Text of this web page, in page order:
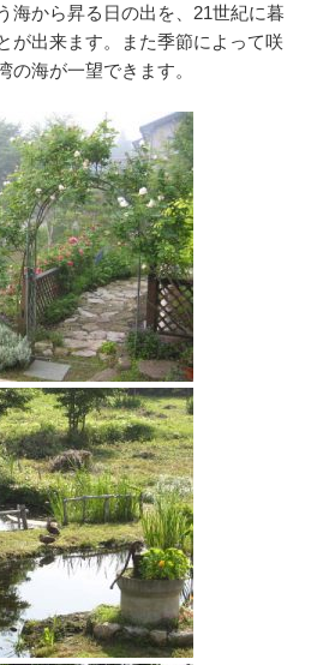
海から昇る日の出を、21世紀に暮
が出来ます。また季節によって咲
の海が一望できます。